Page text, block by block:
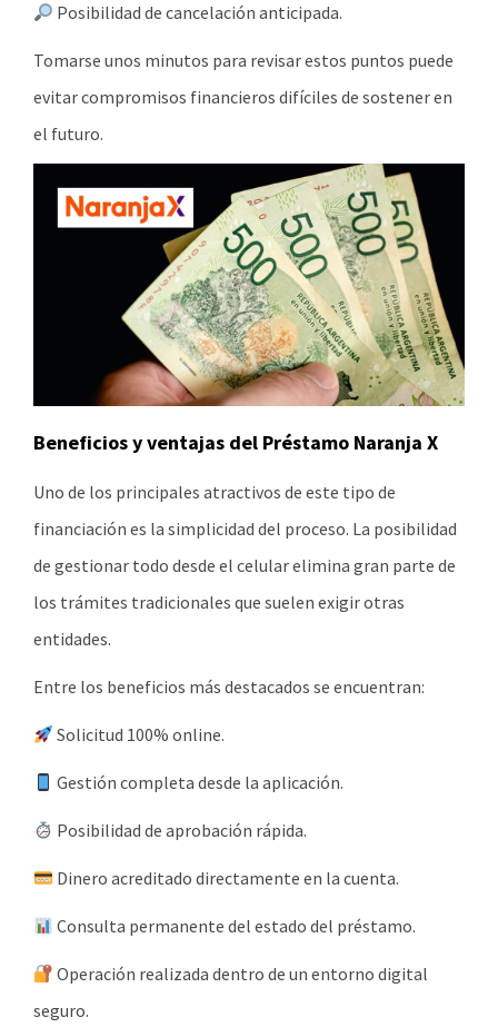
Posibilidad de cancelación anticipada.
Tomarse unos minutos para revisar estos puntos puede
evitar compromisos financieros difíciles de sostener en
el futuro.
Beneficios y ventajas del Préstamo Naranja X
Uno de los principales atractivos de este tipo de
financiación es la simplicidad del proceso. La posibilidad
de gestionar todo desde el celular elimina gran parte de
los trámites tradicionales que suelen exigir otras
entidades.
Entre los beneficios más destacados se encuentran:
Solicitud 100% online.
Gestión completa desde la aplicación.
Posibilidad de aprobación rápida.
Dinero acreditado directamente en la cuenta.
Consulta permanente del estado del préstamo.
Operación realizada dentro de un entorno digital
seguro.